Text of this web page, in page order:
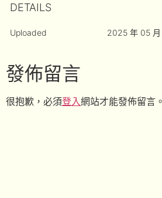
DETAILS
Uploaded 2025 年 05 月
發佈留言
很抱歉，必須登入網站才能發佈留言。